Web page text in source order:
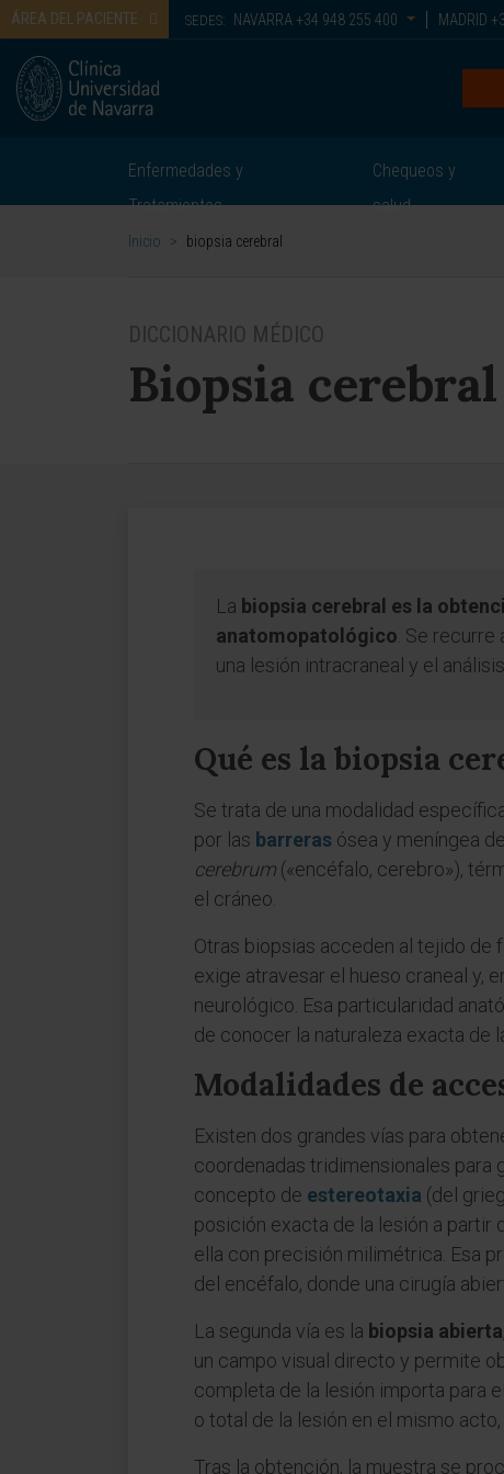
ÁREA DEL PACIENTE SEDES: NAVARRA +34 948 255 400 MADRID
Enfermedades y
Tratamientos
Chequeos y
salud
Inicio > biopsia cerebral
DICCIONARIO MÉDICO
Biopsia cerebral
La biopsia cerebral es la
anatomopatológico . Se
una lesión intracraneal y el
Qué es la biopsia
Se trata de una modalidad
por las barreras ósea y meníngea del
cerebrum («encéfalo, cerebro»),
el cráneo.
Otras biopsias acceden al tejido de
exige atravesar el hueso craneal y,
neurológico. Esa particularidad
de conocer la naturaleza exacta de
Modalidades de
Existen dos grandes vías para
coordenadas tridimensionales para
concepto de estereotaxia (del
posición exacta de la lesión a partir
ella con precisión milimétrica. Esa
del encéfalo, donde una cirugía
La segunda vía es la biopsia abierta
un campo visual directo y permite
completa de la lesión importa para
o total de la lesión en el mismo
Tras la obtención, la muestra se